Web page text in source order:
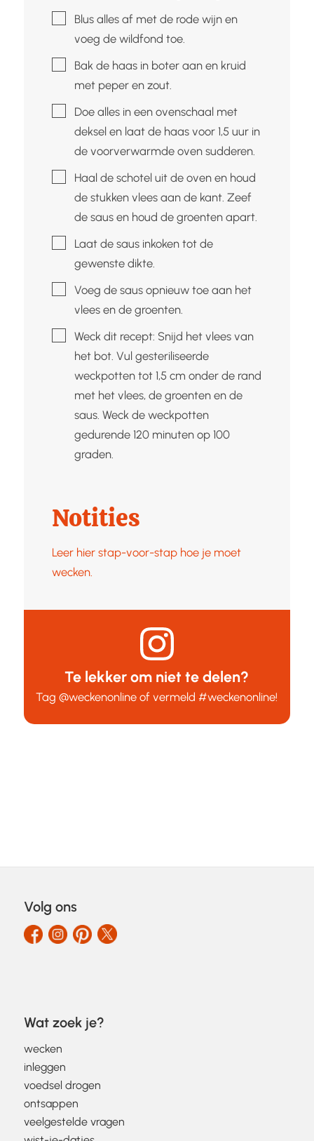
▢Blus alles af met de rode wijn en
voeg de wildfond toe.
▢Bak de haas in boter aan en kruid
met peper en zout.
▢Doe alles in een ovenschaal met
deksel en laat de haas voor 1,5 uur in
de voorverwarmde oven sudderen.
▢Haal de schotel uit de oven en houd
de stukken vlees aan de kant. Zeef
de saus en houd de groenten apart.
▢Laat de saus inkoken tot de
gewenste dikte.
▢Voeg de saus opnieuw toe aan het
vlees en de groenten.
▢Weck dit recept: Snijd het vlees van
het bot. Vul gesteriliseerde
weckpotten tot 1,5 cm onder de rand
met het vlees, de groenten en de
saus. Weck de weckpotten
gedurende 120 minuten op 100
graden.
Notities
Leer hier stap-voor-stap hoe je moet
wecken.
Te lekker om niet te delen?
Tag@weckenonline of vermeld#weckenonline!
Volg ons
Wat zoek je?
wecken
inleggen
voedsel drogen
ontsappen
veelgestelde vragen